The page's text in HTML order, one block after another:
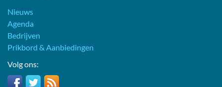
Nieuws
Agenda
Bedrijven
Prikbord & Aanbiedingen
Volg ons: